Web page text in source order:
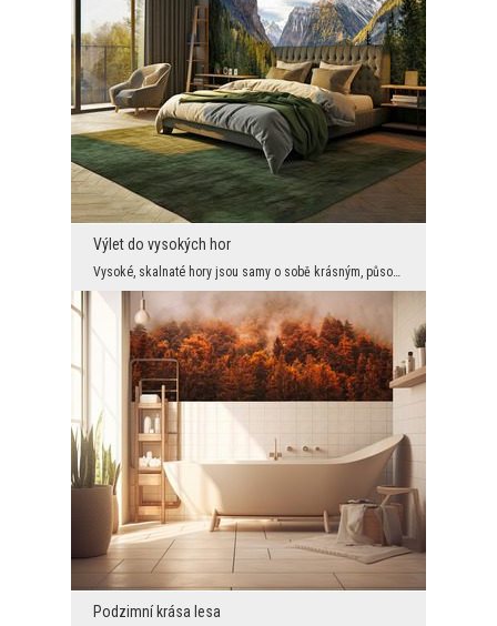
Výlet do vysokých hor
Vysoké, skalnaté hory jsou samy o sobě krásným, působivým a působivým pohledem. Zde není třeba ni...
Podzimní krása lesa